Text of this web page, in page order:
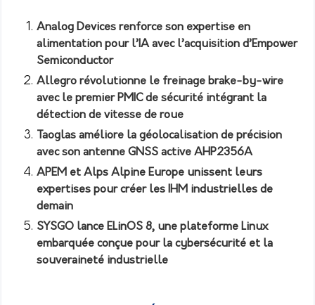
Analog Devices renforce son expertise en
alimentation pour l’IA avec l’acquisition d’Empower
Semiconductor
Allegro révolutionne le freinage brake-by-wire
avec le premier PMIC de sécurité intégrant la
détection de vitesse de roue
Taoglas améliore la géolocalisation de précision
avec son antenne GNSS active AHP2356A
APEM et Alps Alpine Europe unissent leurs
expertises pour créer les IHM industrielles de
demain
SYSGO lance ELinOS 8, une plateforme Linux
embarquée conçue pour la cybersécurité et la
souveraineté industrielle